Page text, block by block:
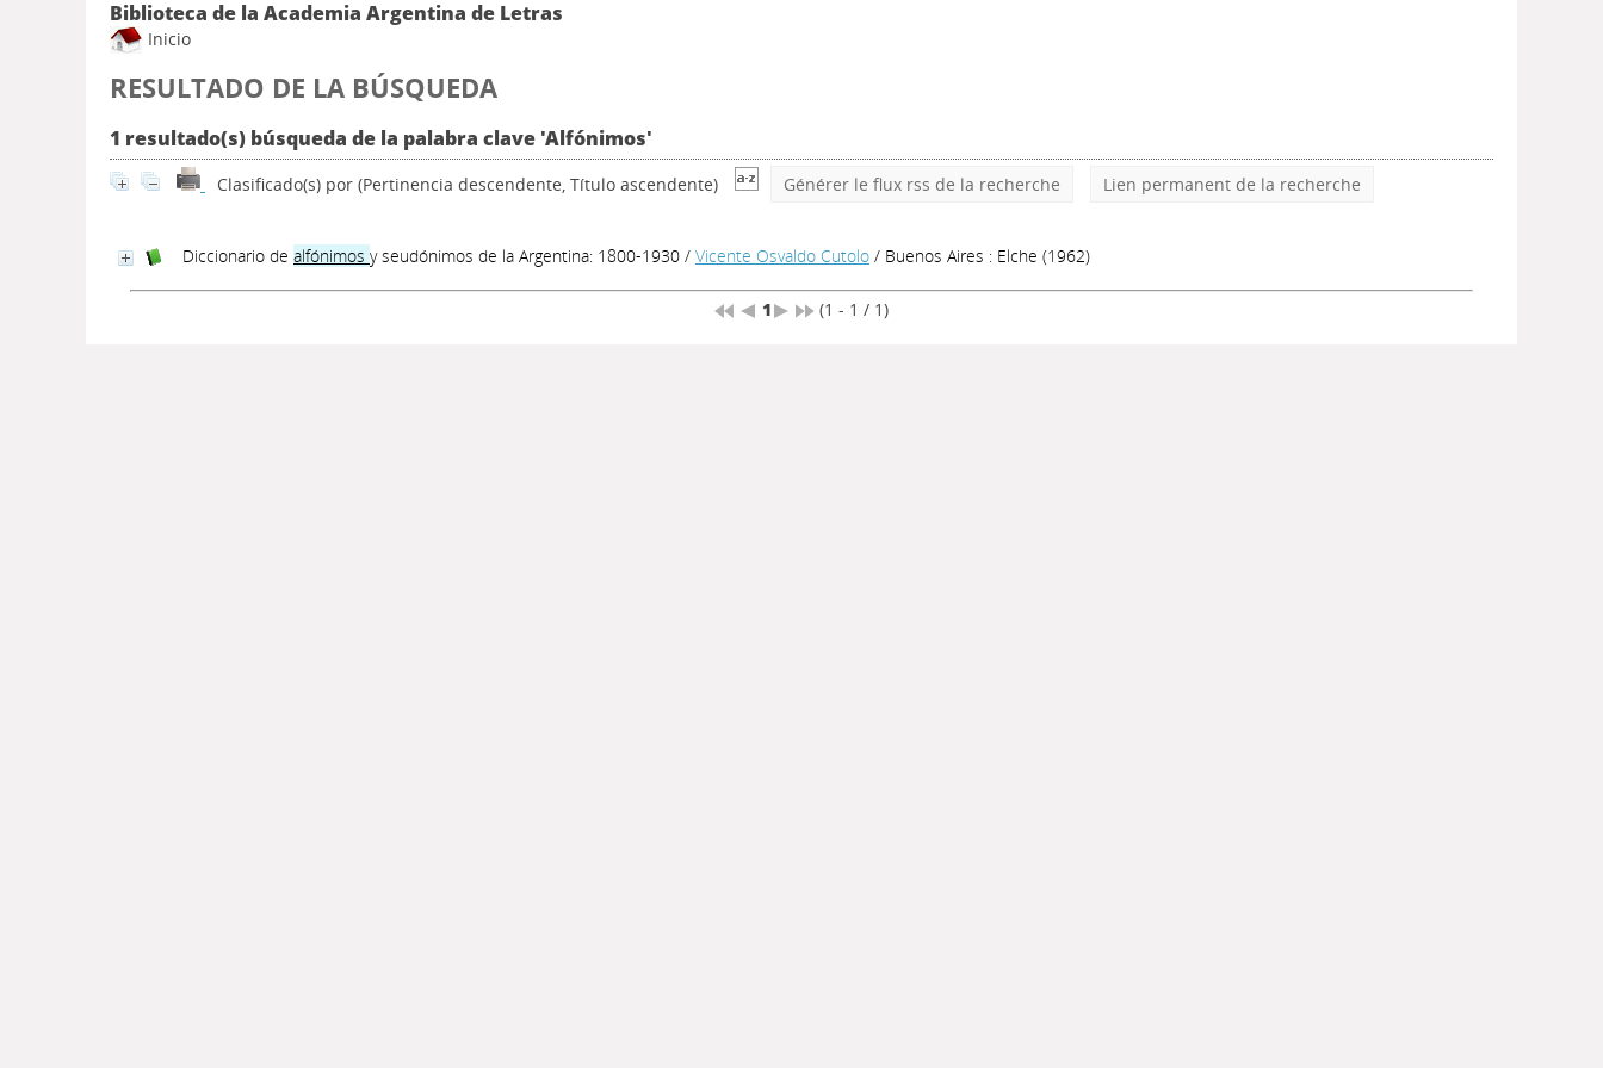
Biblioteca de la Academia Argentina de Letras
Inicio
RESULTADO DE LA BÚSQUEDA
1 resultado(s) búsqueda de la palabra clave 'Alfónimos'
Clasificado(s) por (Pertinencia descendente, Título ascendente) Générer le flux rss de la recherche Lien permanent de la recherche
Diccionario de alfónimos y seudónimos de la Argentina: 1800-1930 / Vicente Osvaldo Cutolo / Buenos Aires : Elche (1962)
1 (1 - 1 / 1)